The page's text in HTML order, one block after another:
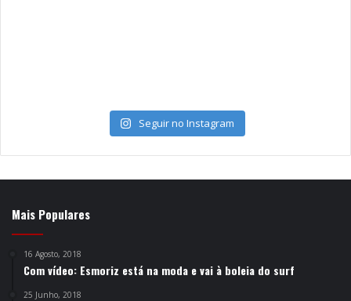
Seguir no Instagram
Mais Populares
16 Agosto, 2018
Com vídeo: Esmoriz está na moda e vai à boleia do surf
25 Junho, 2018